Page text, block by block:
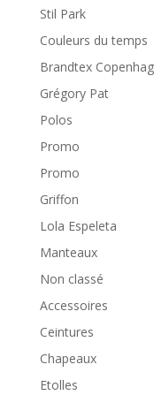
Stil Park
Couleurs du temps
Brandtex
Grégory Pat
Polos
Promo
Promo
Griffon
Lola Espeleta
Manteaux
Non classé
Accessoires
Ceintures
Chapeaux
Etolles